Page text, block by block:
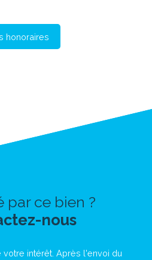
honoraires
par ce bien ?
nous
intérêt. Après l'envoi du